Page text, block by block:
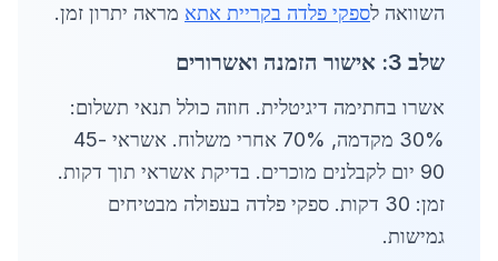
השוואה לספקי פלדה בקריית אתא מראה יתרון זמן.
שלב 3: אישור הזמנה ואשרורים
אשרו בחתימה דיגיטלית. חוזה כולל תנאי תשלום:
30% מקדמה, 70% אחרי משלוח. אשראי 45-
90 יום לקבלנים מוכרים. בדיקת אשראי תוך דקות.
זמן: 30 דקות. ספקי פלדה בעפולה מבטיחים
גמישות.